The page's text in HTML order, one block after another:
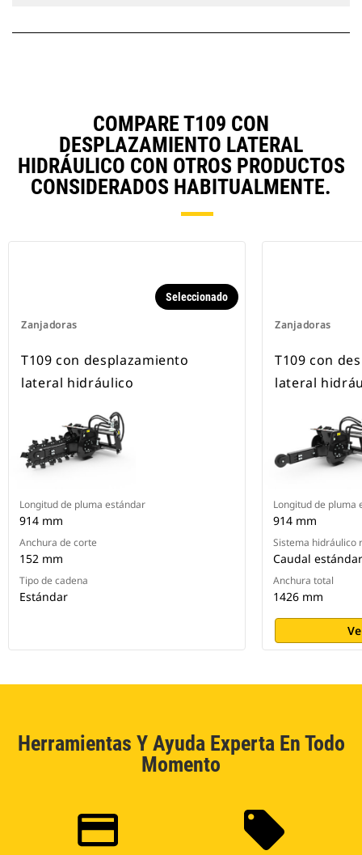
COMPARE T109 CON
DESPLAZAMIENTO LATERAL
HIDRÁULICO CON OTROS PRODUCTOS
CONSIDERADOS HABITUALMENTE.
Zanjadoras
Seleccionado
T109 con desplazamiento
lateral hidráulico
Longitud de pluma estándar
914 mm
Anchura de corte
152 mm
Tipo de cadena
Estándar
Zanjadoras
T109 con
lateral
Longitud de pluma
914 mm
Sistema hidráulico
Caudal estándar
Anchura total
1426 mm
Herramientas Y Ayuda Experta En Todo
Momento